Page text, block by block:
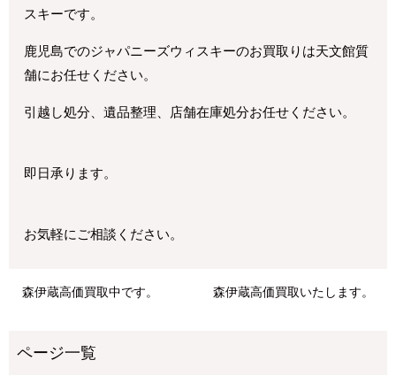
スキーです。
鹿児島でのジャパニーズウィスキーのお買取りは天文館質
舗にお任せください。
引越し処分、遺品整理、店舗在庫処分お任せください。
即日承ります。
お気軽にご相談ください。
森伊蔵高価買取中です。 森伊蔵高価買取いたします。